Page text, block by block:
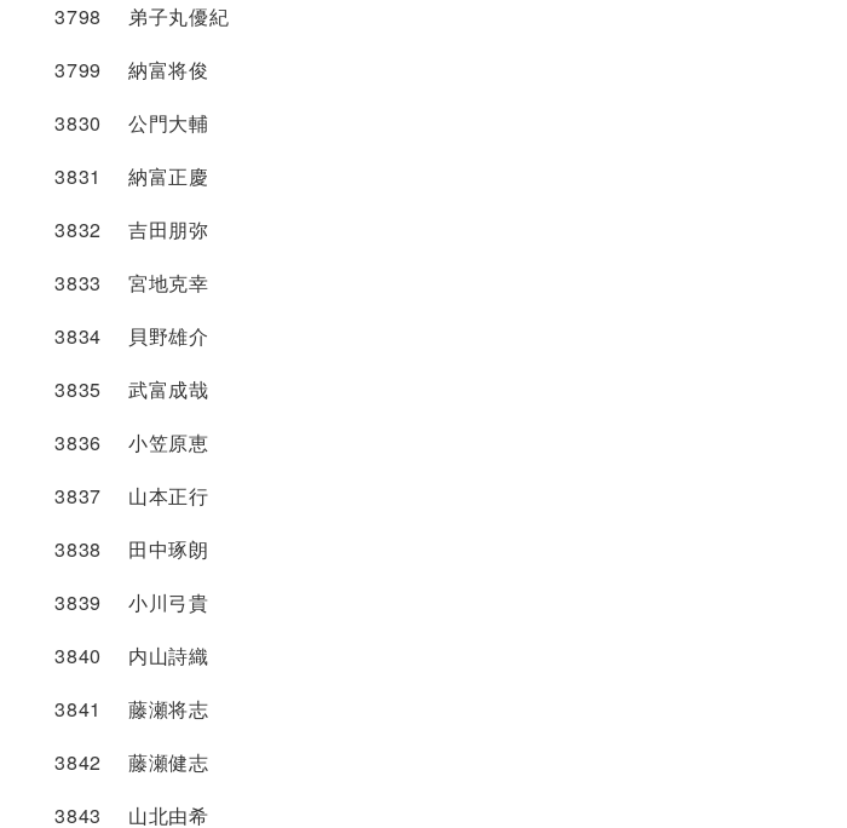
3798 弟子丸優紀
3799 納富将俊
3830 公門大輔
3831 納富正慶
3832 吉田朋弥
3833 宮地克幸
3834 貝野雄介
3835 武富成哉
3836 小笠原恵
3837 山本正行
3838 田中琢朗
3839 小川弓貴
3840 内山詩織
3841 藤瀬将志
3842 藤瀬健志
3843 山北由希